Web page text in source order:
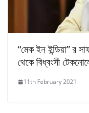
“মেক ইন ইন্ডিয়া” র
থেকে বিধ্বংসী
11th February 2021